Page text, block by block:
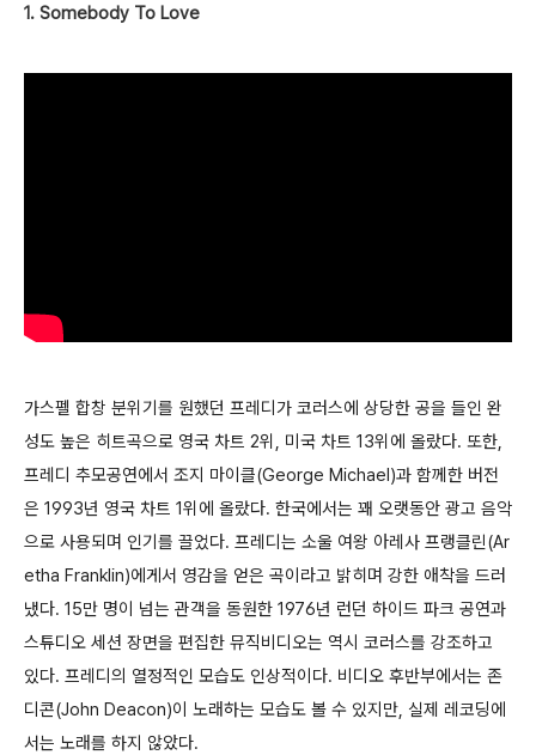
1. Somebody To Love
가스펠 합창 분위기를 원했던 프레디가 코러스에 상당한 공을 들인 완
성도 높은 히트곡으로 영국 차트 2위, 미국 차트 13위에 올랐다. 또한,
프레디 추모공연에서 조지 마이클(George Michael)과 함께한 버전
은 1993년 영국 차트 1위에 올랐다. 한국에서는 꽤 오랫동안 광고 음악
으로 사용되며 인기를 끌었다. 프레디는 소울 여왕 아레사 프랭클린(Ar
etha Franklin)에게서 영감을 얻은 곡이라고 밝히며 강한 애착을 드러
냈다. 15만 명이 넘는 관객을 동원한 1976년 런던 하이드 파크 공연과
스튜디오 세션 장면을 편집한 뮤직비디오는 역시 코러스를 강조하고
있다. 프레디의 열정적인 모습도 인상적이다. 비디오 후반부에서는 존
디콘(John Deacon)이 노래하는 모습도 볼 수 있지만, 실제 레코딩에
서는 노래를 하지 않았다.